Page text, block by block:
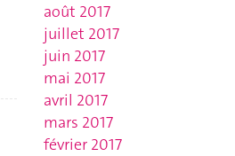
août 2017
juillet 2017
juin 2017
mai 2017
avril 2017
mars 2017
février 2017